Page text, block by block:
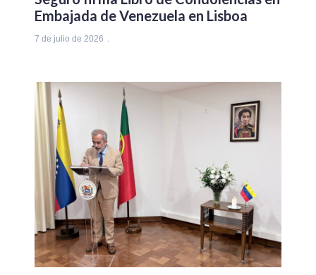
Embajada de Venezuela en Lisboa
7 de julio de 2026